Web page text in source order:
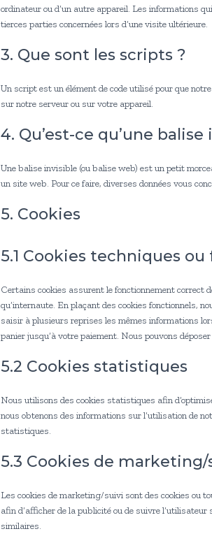
ordinateur ou d’un autre appareil. Les informations
tierces parties concernées lors d’une visite ultérieure.
3. Que sont les scripts ?
Un script est un élément de code utilisé pour que
sur notre serveur ou sur votre appareil.
4. Qu’est-ce qu’une balise
Une balise invisible (ou balise web) est un petit
un site web. Pour ce faire, diverses données vous
5. Cookies
5.1 Cookies techniques
Certains cookies assurent le fonctionnement correct
qu’internaute. En plaçant des cookies fonctionnels,
saisir à plusieurs reprises les mêmes informations
panier jusqu’à votre paiement. Nous pouvons
5.2 Cookies statistiques
Nous utilisons des cookies statistiques afin
nous obtenons des informations sur l’utilisation de
statistiques.
5.3 Cookies de marketing/
Les cookies de marketing/suivi sont des cookies ou
afin d’afficher de la publicité ou de suivre
similaires.